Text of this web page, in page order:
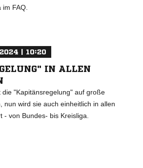
FAQ.
| 10:20
IN ALLEN
die "Kapitänsregelung" auf große
nun wird sie auch einheitlich in allen
- von Bundes- bis Kreisliga.